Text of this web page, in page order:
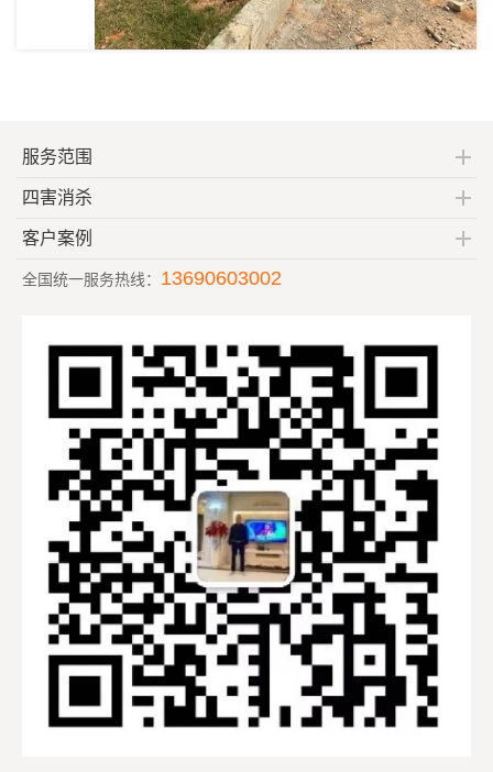
服务范围
四害消杀
客户案例
全国统一服务热线： 13690603002